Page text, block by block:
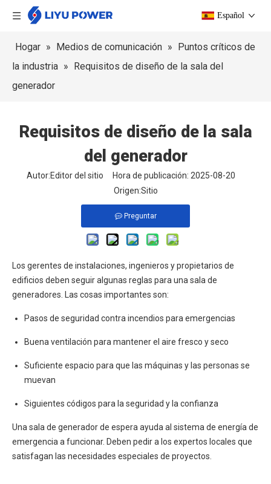
Español
Hogar » Medios de comunicación » Puntos críticos de
la industria » Requisitos de diseño de la sala del
generador
Requisitos de diseño de la sala
del generador
Autor:Editor del sitio Hora de publicación: 2025-08-20
Origen:Sitio
Preguntar
Los gerentes de instalaciones, ingenieros y propietarios de
edificios deben seguir algunas reglas para una sala de
generadores. Las cosas importantes son:
Pasos de seguridad contra incendios para emergencias
Buena ventilación para mantener el aire fresco y seco
Suficiente espacio para que las máquinas y las personas se
muevan
Siguientes códigos para la seguridad y la confianza
Una sala de generador de espera ayuda al sistema de energía de
emergencia a funcionar. Deben pedir a los expertos locales que
satisfagan las necesidades especiales de proyectos.